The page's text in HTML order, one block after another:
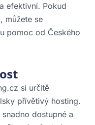
efektivní. Pokud
můžete se
pomoc od Českého
si určitě
přívětivý hosting.
dostupné a